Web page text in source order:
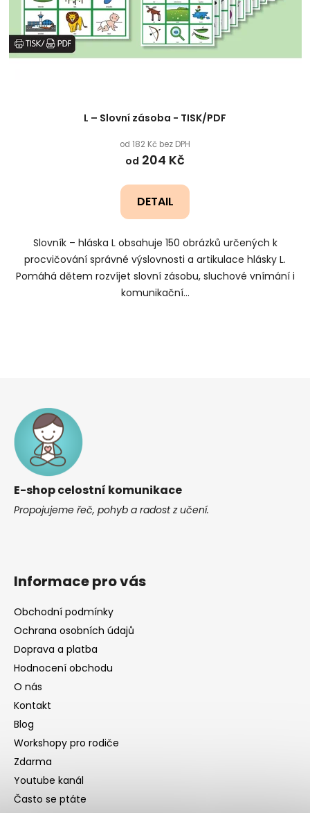
L – Slovní zásoba - TISK/PDF
od 182 Kč bez DPH
od 204 Kč
DETAIL
Slovník – hláska L obsahuje 150 obrázků určených k
procvičování správné výslovnosti a artikulace hlásky L.
Pomáhá dětem rozvíjet slovní zásobu, sluchové vnímání i
komunikační...
E-shop celostní komunikace
Propojujeme řeč, pohyb a radost z učení.
Informace pro vás
Obchodní podmínky
Ochrana osobních údajů
Doprava a platba
Hodnocení obchodu
O nás
Kontakt
Blog
Workshopy pro rodiče
Zdarma
Youtube kanál
Často se ptáte